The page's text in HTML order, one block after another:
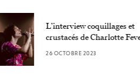
L’interview coquillages et
crustacés de Charlotte Fever
26 OCTOBRE 2023